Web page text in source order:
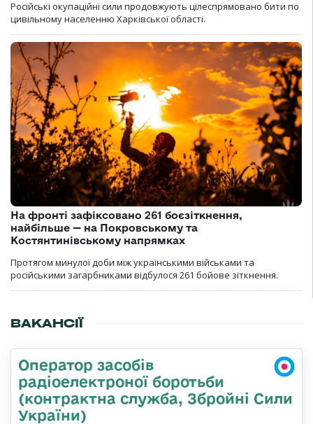
Російські окупаційні сили продовжують цілеспрямовано бити по
цивільному населенню Харківської області.
На фронті зафіксовано 261 боєзіткнення,
найбільше — на Покровському та
Костянтинівському напрямках
Протягом минулої доби між українськими військами та
російськими загарбниками відбулося 261 бойове зіткнення.
ВАКАНСІЇ
Оператор засобів
радіоелектроної боротьби
(контрактна служба, Збройні Сили
України)